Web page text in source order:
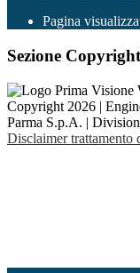
Pagina
Sezione Copyright
Copyright 2026 |
Parma S.p.A. |
Disclaimer trattamento